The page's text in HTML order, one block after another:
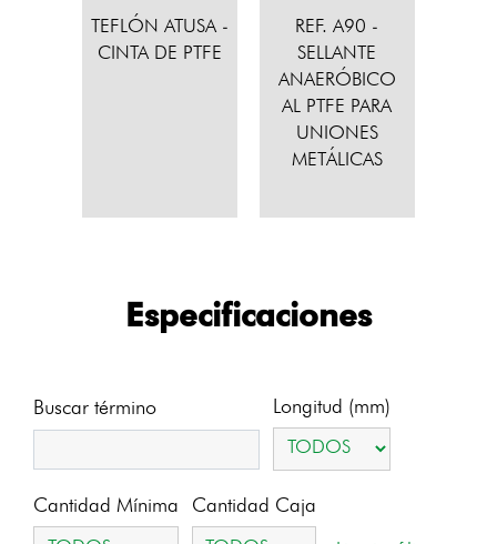
TEFLÓN ATUSA -
CINTA DE PTFE
REF. A90 -
SELLANTE
ANAERÓBICO
AL PTFE PARA
UNIONES
METÁLICAS
Especificaciones
Buscar término Longitud (mm)
Cantidad Mínima Cantidad Caja